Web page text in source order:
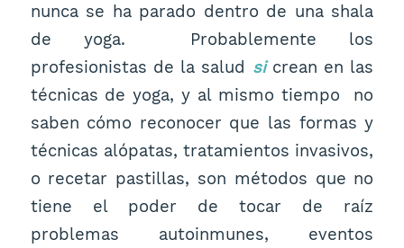
nunca se ha parado dentro de una shala
de yoga. Probablemente los
profesionistas de la salud sicrean en las
técnicas de yoga, y al mismo tiempo no
saben cómo reconocer que las formas y
técnicas alópatas, tratamientos invasivos,
o recetar pastillas, son métodos que no
tiene el poder de tocar de raíz
problemas autoinmunes, eventos